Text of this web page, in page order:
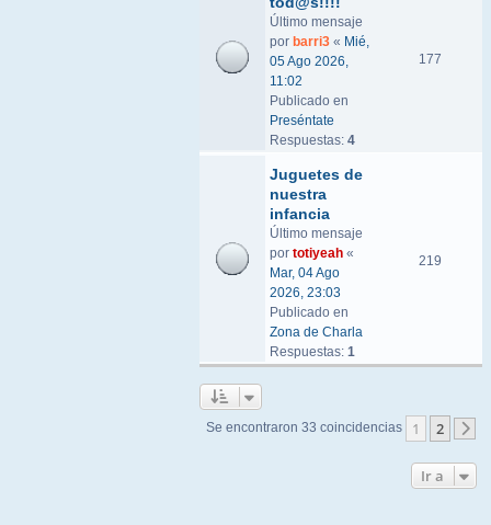
Último mensaje
por barri3 « Mié,
05 Ago 2026,
11:02
Publicado en
Preséntate
Respuestas: 4
177
Juguetes de
nuestra
infancia
Último mensaje
por totiyeah «
Mar, 04 Ago
2026, 23:03
Publicado en
Zona de Charla
Respuestas: 1
219
Se encontraron 33 coincidencias 1 2
Ir a